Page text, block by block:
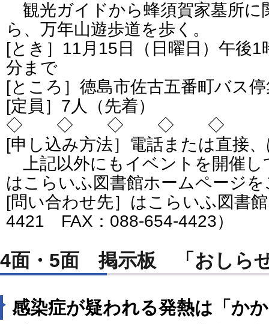
観光ガイドから蜂須賀家墓所に
ら、万年山遊歩道を歩く。
[とき］11月15日（日曜日）午後
分まで
[ところ］徳島市佐古五番町バス
[定員］7人（先着）
◇ ◇ ◇ ◇ ◇
[申し込み方法］電話または直接
上記以外にもイベントを開催し
はこらいふ図書館ホームページ
[問い合わせ先］はこらいふ図書
4421 FAX：088-654-4423）
4面・5面 掲示板 「おしら
感染症が疑われる発熱は「か